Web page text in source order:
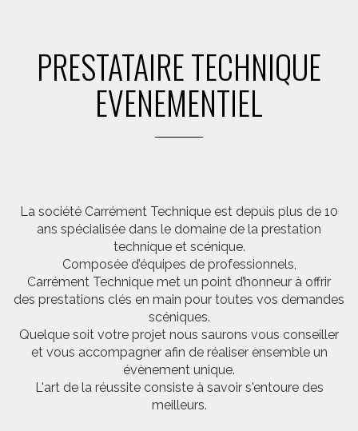
PRESTATAIRE TECHNIQUE
EVENEMENTIEL
La société Carrément Technique est depuis plus de 10
ans spécialisée dans le domaine de la prestation
technique et scénique.
Composée d’équipes de professionnels,
Carrément Technique met un point d’honneur à offrir
des prestations clés en main pour toutes vos demandes
scéniques.
Quelque soit votre projet nous saurons vous conseiller
et vous accompagner afin de réaliser ensemble un
évènement unique.
L'art de la réussite consiste à savoir s'entoure des
meilleurs.